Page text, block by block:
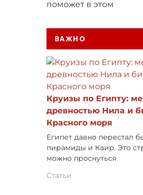
поможет в этом
ВАЖНО
Круизы по Египту:
древностью Нила и
Красного моря
Египет давно перестал
пирамиды и Каир. Это
можно проснуться
Статьи